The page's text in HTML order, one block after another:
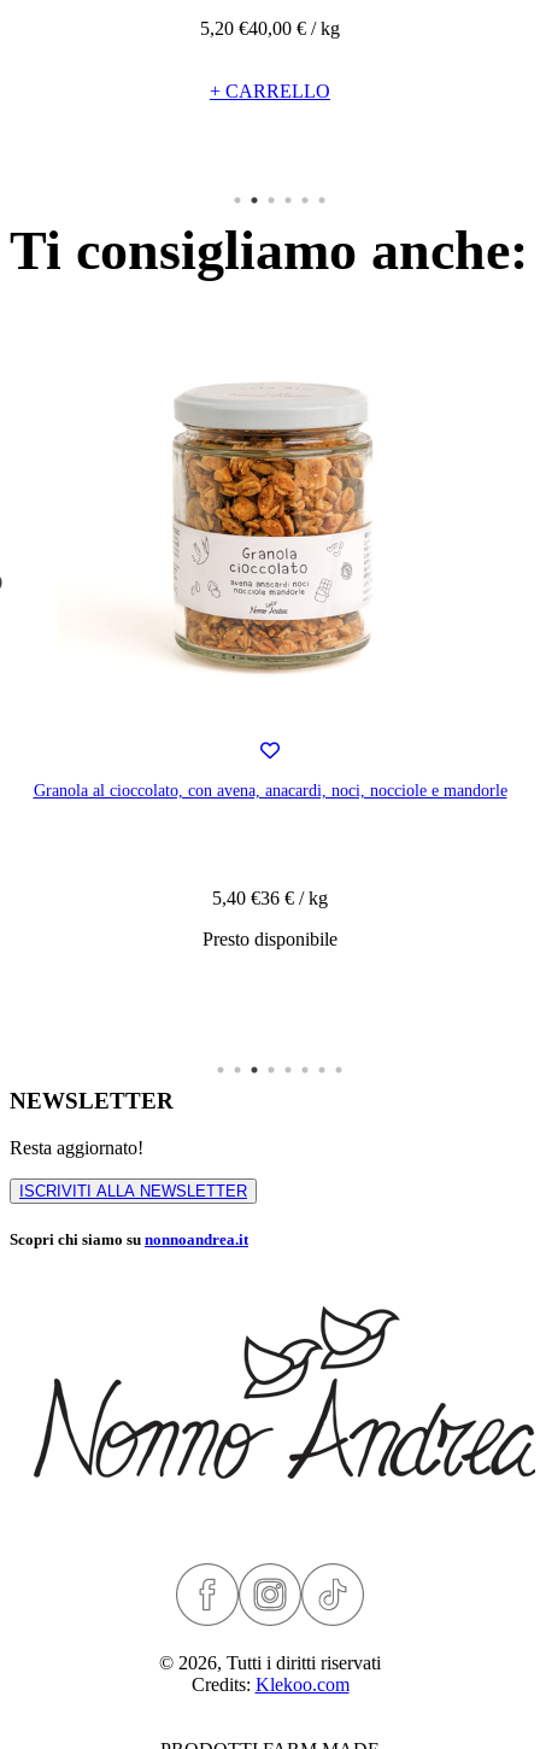
Ti consigliamo anche:
Granola al cioccolato, con avena, anacardi, noci, nocciole e mandorle
5,40 €36 € / kg
Presto disponibile
NEWSLETTER
Resta aggiornato!
ISCRIVITI ALLA NEWSLETTER
Scopri chi siamo su nonnoandrea.it
© 2026, Tutti i diritti riservati
Credits: Klekoo.com